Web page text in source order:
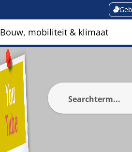
Bouw, mobiliteit & klimaat